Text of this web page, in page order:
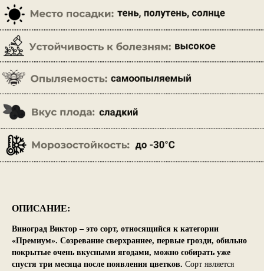
ОПИСАНИЕ:
Виноград Виктор – это сорт, относящийся к категории
«Премиум». Созревание сверхраннее, первые грозди, обильно
покрытые очень вкусными ягодами, можно собирать уже
спустя три месяца после появления цветков. Сорт является